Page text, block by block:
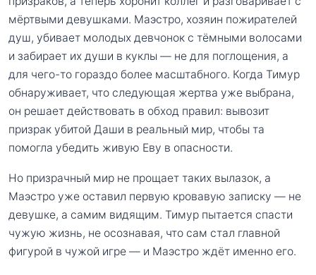
мёртвыми девушками. Маэстро, хозяин пожирателей
душ, убивает молодых девчонок с тёмными волосами
и забирает их души в куклы — не для поглощения, а
для чего-то гораздо более масштабного. Когда Тимур
обнаруживает, что следующая жертва уже выбрана,
он решает действовать в обход правил: вывозит
призрак убитой Даши в реальный мир, чтобы та
помогла убедить живую Еву в опасности.
Но призрачный мир не прощает таких вылазок, а
Маэстро уже оставил первую кровавую записку — не
девушке, а самим видящим. Тимур пытается спасти
чужую жизнь, не осознавая, что сам стал главной
фигурой в чужой игре — и Маэстро ждёт именно его.